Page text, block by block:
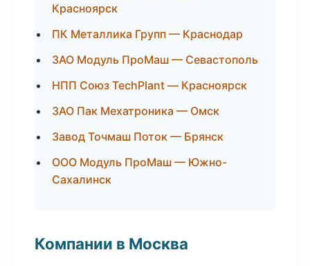
Красноярск
ПК Металлика Групп — Краснодар
ЗАО Модуль ПроМаш — Севастополь
НПП Союз TechPlant — Красноярск
ЗАО Пак Мехатроника — Омск
Завод Точмаш Поток — Брянск
ООО Модуль ПроМаш — Южно-
Сахалинск
Компании в Москва